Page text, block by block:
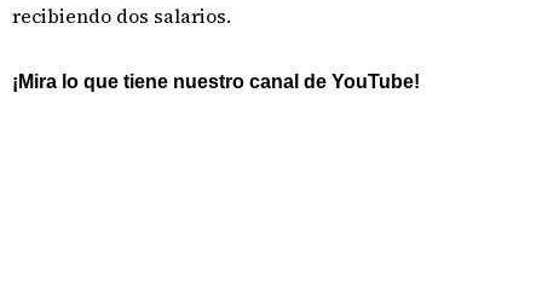
recibiendo dos salarios.
¡Mira lo que tiene nuestro canal de YouTube!